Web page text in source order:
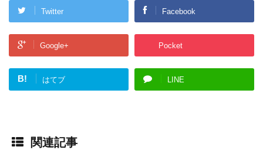
Twitter Facebook
Google+ Pocket
B! はてブ LINE
関連記事